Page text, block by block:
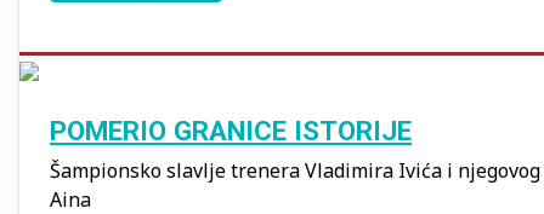
POMERIO GRANICE ISTORIJE
Šampionsko slavlje trenera Vladimira Ivića i njegovog
Aina